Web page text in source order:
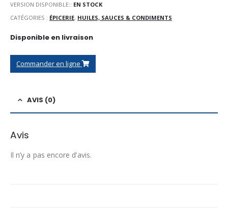
VERSION DISPONIBLE:: EN STOCK
CATÉGORIES : ÉPICERIE, HUILES, SAUCES & CONDIMENTS
Disponible en livraison
Commander en ligne
AVIS (0)
Avis
Il n’y a pas encore d’avis.